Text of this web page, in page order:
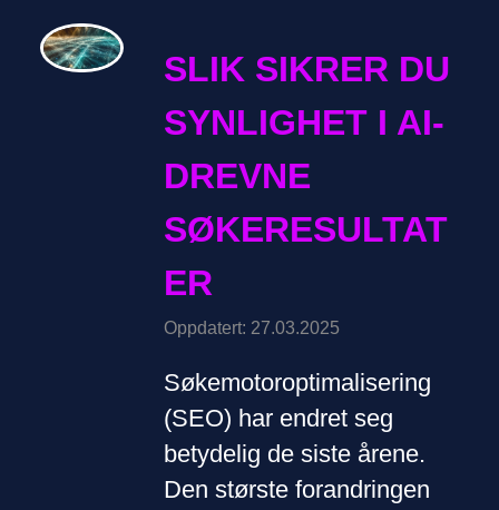
SLIK SIKRER DU
SYNLIGHET I AI-
DREVNE
SØKERESULTAT
ER
Oppdatert: 27.03.2025
Søkemotoroptimalisering
(SEO) har endret seg
betydelig de siste årene.
Den største forandringen